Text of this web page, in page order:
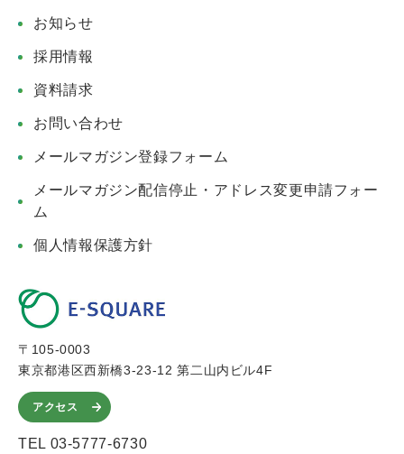
お知らせ
採用情報
資料請求
お問い合わせ
メールマガジン登録フォーム
メールマガジン配信停止・アドレス変更申請フォー
ム
個人情報保護方針
〒105-0003
東京都港区西新橋3-23-12 第二山内ビル4F
アクセス
TEL 03-5777-6730